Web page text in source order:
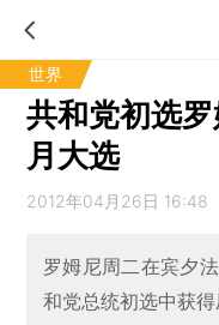
世界
共和党初选
月大选
2012年04月26日 16:48
罗姆尼周二在宾夕
和党总统初选中获